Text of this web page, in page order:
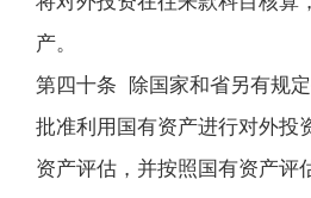
产。
第四十条 除国家和省另有规
批准利用国有资产进行对外投
资产评估，并按照国有资产评